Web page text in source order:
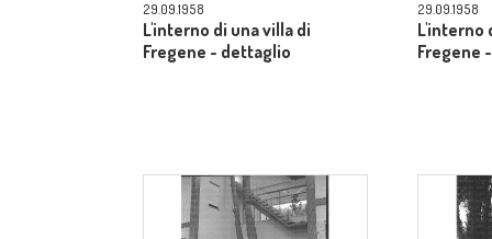
29.09.1958
L'interno di una villa di
Fregene - dettaglio
29.09.1958
L'interno
Fregene